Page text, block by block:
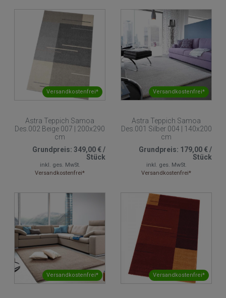
Versandkostenfrei*
Astra Teppich Samoa
Des.002 Beige 007 | 200x290
cm
Grundpreis: 349,00 €/
Stück
inkl. ges. MwSt.
Versandkostenfrei*
Versandkostenfrei*
Astra Teppich Samoa
Des.001 Silber 004 | 140x200
cm
Grundpreis: 179,00 €/
Stück
inkl. ges. MwSt.
Versandkostenfrei*
Versandkostenfrei* Versandkostenfrei*